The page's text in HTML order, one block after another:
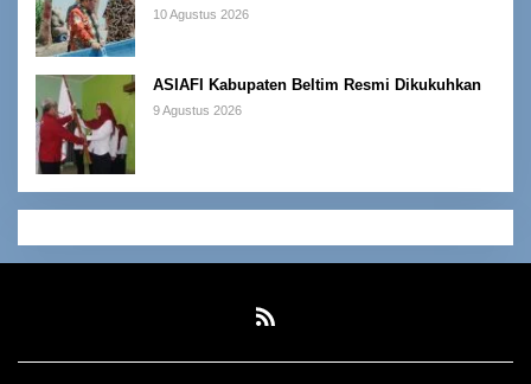
10 Agustus 2026
ASIAFI Kabupaten Beltim Resmi Dikukuhkan
9 Agustus 2026